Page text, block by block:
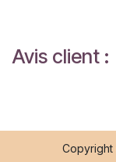
Avis client :
Copyright